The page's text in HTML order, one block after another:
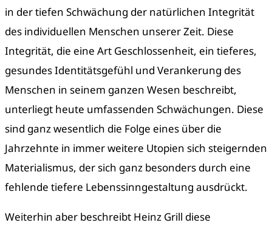
in der tiefen Schwächung der natürlichen Integrität
des individuellen Menschen unserer Zeit. Diese
Integrität, die eine Art Geschlossenheit, ein tieferes,
gesundes Identitätsgefühl und Verankerung des
Menschen in seinem ganzen Wesen beschreibt,
unterliegt heute umfassenden Schwächungen. Diese
sind ganz wesentlich die Folge eines über die
Jahrzehnte in immer weitere Utopien sich steigernden
Materialismus, der sich ganz besonders durch eine
fehlende tiefere Lebenssinngestaltung ausdrückt.
Weiterhin aber beschreibt Heinz Grill diese